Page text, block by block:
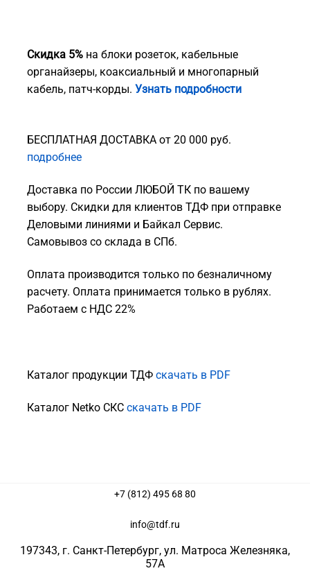
Скидка 5% на блоки розеток, кабельные
органайзеры, коаксиальный и многопарный
кабель, патч-корды. Узнать подробности
БЕСПЛАТНАЯ ДОСТАВКА от 20 000 руб.
подробнее
Доставка по России ЛЮБОЙ ТК по вашему
выбору. Скидки для клиентов ТДФ при отправке
Деловыми линиями и Байкал Сервис.
Самовывоз со склада в СПб.
Оплата производится только по безналичному
расчету. Оплата принимается только в рублях.
Работаем с НДС 22%
Каталог продукции ТДФ скачать в PDF
Каталог Netko СКС скачать в PDF
+7 (812) 495 68 80
info@tdf.ru
197343, г. Санкт-Петербург, ул. Матроса Железняка,
57A